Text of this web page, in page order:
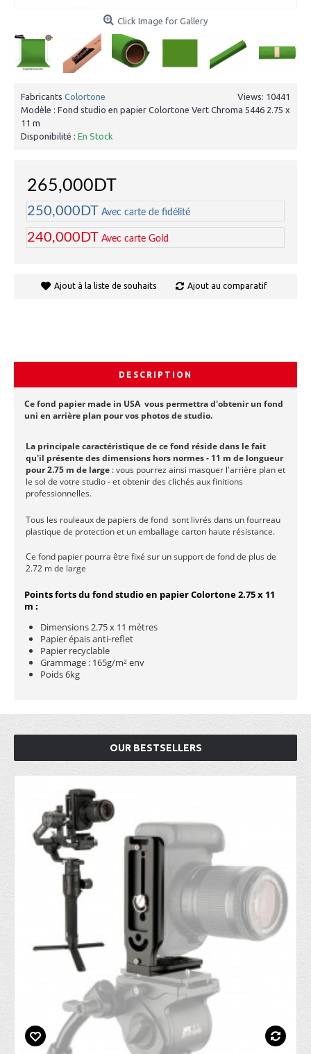
Click Image for Gallery
Views: 10441
Fabricants Colortone
Modèle : Fond studio en papier Colortone Vert Chroma 5446 2.75 x
11 m
Disponibilité : En Stock
265,000DT
250,000DT Avec carte de fidélité
240,000DT Avec carte Gold
Ajout à la liste de souhaits Ajout au comparatif
DESCRIPTION
Ce fond papier made in USA vous permettra d'obtenir un fond
uni en arrière plan pour vos photos de studio.
La principale caractéristique de ce fond réside dans le fait
qu'il présente des dimensions hors normes- 11 m de longueur
pour 2.75 m de large : vous pourrez ainsi masquer l'arrière plan et
le sol de votre studio - et obtenir des clichés aux finitions
professionnelles.
Tous les rouleaux de papiers de fond sont livrés dans un fourreau
plastique de protection et un emballage carton haute résistance.
Ce fond papier pourra être fixé sur un support de fond de plus de
2.72 m de large
Points forts du fond studio en papier Colortone 2.75 x 11
m :
Dimensions 2.75 x 11 mètres
Papier épais anti-reflet
Papier recyclable
Grammage : 165g/m² env
Poids 6kg
OUR BESTSELLERS